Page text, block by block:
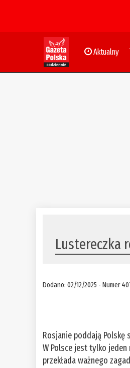
Aktualny
Lustereczka
Dodano: 02/12/2025 - Numer
Rosjanie poddają
W Polsce jest tylko jeden
przekłada ważnego